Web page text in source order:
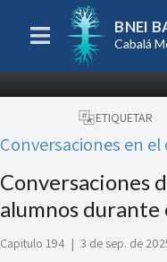
BNEI
Cabalá
ETIQUETAR
Conversaciones en el
Conversaciones
alumnos durante
Capitulo 194 | 3 de sep. de